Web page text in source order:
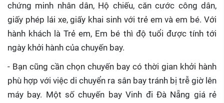
chứng minh nhân dân, Hộ chiếu, căn cước công dân,
giấy phép lái xe, giấy khai sinh với trẻ em và em bé. Với
hành khách là Trẻ em, Em bé thì độ tuổi được tính tới
ngày khởi hành của chuyến bay.
- Bạn cũng cần chọn chuyến bay có thời gian khởi hành
phù hợp với việc di chuyển ra sân bay tránh bị trễ giờ lên
máy bay. Một số chuyến bay Vinh đi Đà Nẵng giá rẻ